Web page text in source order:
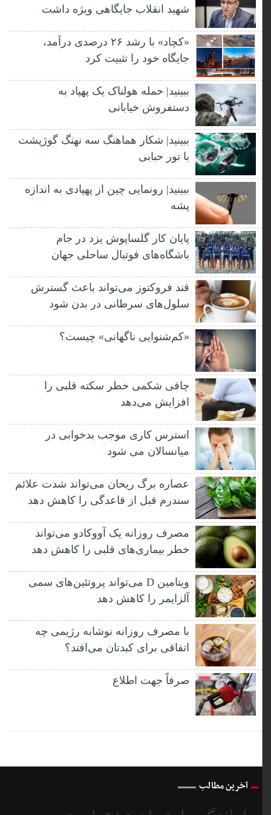
شهید انقلاب جایگاهی ویژه داشت
«کچاد» با رشد ۲۶ درصدی درآمد،
جایگاه خود را تثبیت کرد
ببینید| حمله هولناک یک پهپاد به
دستفروش خیابانی
ببینید| شکار هماهنگ سه نهنگ گوژپشت
با تور حبابی
ببینید| رونمایی چین از پهپادی به اندازه
پشه
پایان کار گلساپوش یزد در جام
باشگاه‌های فوتبال ساحلی جهان
قند فروکتوز می‌تواند باعث گسترش
سلول‌های سرطانی در بدن شود
«کم‌شنوایی ناگهانی» چیست؟
چاقی شکمی خطر سکته قلبی را
افزایش می‌دهد
استرس کاری موجب بدخوابی در
میانسالان می شود
عصاره برگ ریحان می‌تواند شدت علائم
سندرم قبل از قاعدگی را کاهش دهد
مصرف روزانه یک آووکادو می‌تواند
خطر بیماری‌های قلبی را کاهش دهد
ویتامین D می‌تواند پروتئین‌های سمی
آلزایمر را کاهش دهد
با مصرف روزانه نوشابه رژیمی چه
اتفاقی برای کبدتان می‌افتد؟
صرفاً جهت اطلاع
آخرین مطالب